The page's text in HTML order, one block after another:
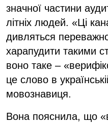
значної частини
літніх людей. «Ці
дивляться
харапудити такими
воно таке –
це слово в
мовознавиця.
Вона пояснила, що